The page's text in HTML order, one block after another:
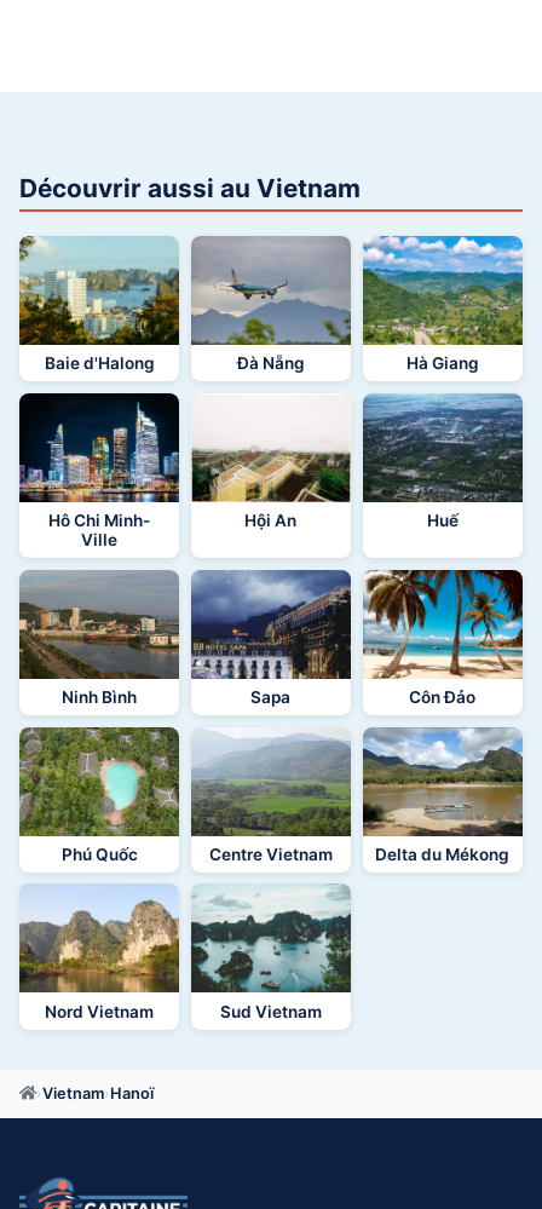
Découvrir aussi au Vietnam
Baie d'Halong Đà Nẵng Hà Giang
Hô Chi Minh-
Ville
Hội An Huế
Ninh Bình Sapa Côn Đảo
Phú Quốc Centre Vietnam Delta du Mékong
Nord Vietnam Sud Vietnam
›Vietnam› Hanoï